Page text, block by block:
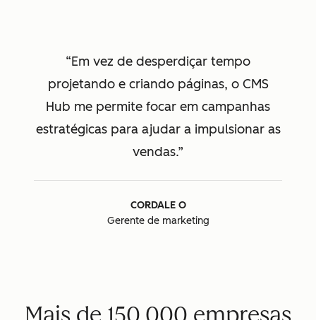
Em vez de desperdiçar tempo
projetando e criando páginas, o CMS
Hub me permite focar em campanhas
estratégicas para ajudar a impulsionar as
vendas.
CORDALE O
Gerente de marketing